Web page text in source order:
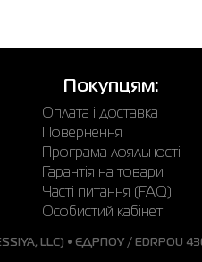
Покупцям:
Оплата і доставка
Повернення
Програма лояльності
Гарантія на товари
Часті питання (FAQ)
Особистий кабінет
LLC) • ЄДРПОУ / EDRPOU